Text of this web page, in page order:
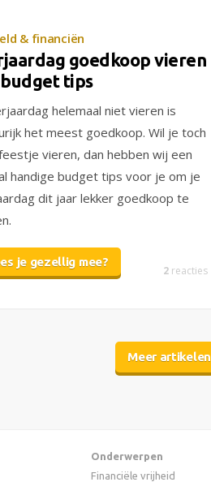
& financiën
goedkoop vieren
budget tips
helemaal niet vieren is
het meest goedkoop. Wil je toch
vieren, dan hebben wij een
handige budget tips voor je om je
dit jaar lekker goedkoop te
je gezellig mee?
2 reacties
Meer artikelen
Onderwerpen
Financiële vrijheid